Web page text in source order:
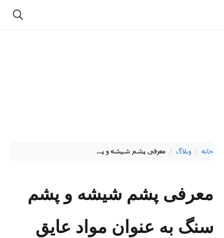
خانه / وبلاگ / معرفی پشم شیشه و پشم سنگ به عنوان مواد عایق حرارتی و صوتی. بررسی کاربردها، مزایا و معایب آنها
معرفی پشم شیشه و پشم
سنگ به عنوان مواد عایق